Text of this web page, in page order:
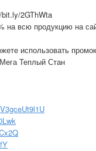
2GThWta
на всю продукцию на
использовать
Теплый Стан